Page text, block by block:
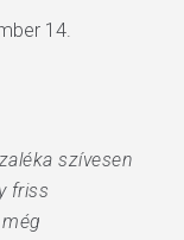
14.
szívesen
friss